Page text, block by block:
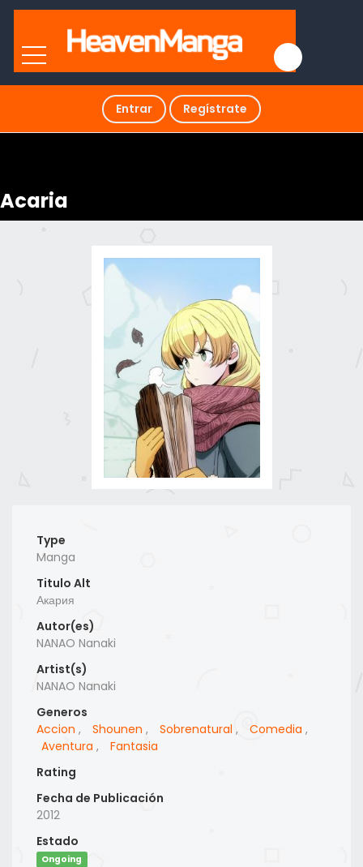
Entrar Regístrate
Acaria
Type
Manga
Titulo Alt
Акария
Autor(es)
NANAO Nanaki
Artist(s)
NANAO Nanaki
Generos
Accion , Shounen , Sobrenatural , Comedia ,
Aventura ,
Fantasia
Rating
Fecha de Publicación
2012
Estado
Ongoing